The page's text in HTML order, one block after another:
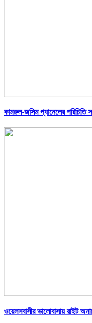
কামরুল-জসিম প্যানেলের পরিচিতি
ওয়েলসবাসীর ভালোবাসায় রাইট